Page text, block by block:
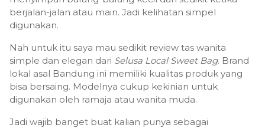
berjalan-jalan atau main. Jadi kelihatan simpel
digunakan.
Nah untuk itu saya mau sedikit review tas wanita
simple dan elegan dari Selusa Local Sweet Bag. Brand
lokal asal Bandung ini memiliki kualitas produk yang
bisa bersaing. Modelnya cukup kekinian untuk
digunakan oleh ramaja atau wanita muda.
Jadi wajib banget buat kalian punya sebagai